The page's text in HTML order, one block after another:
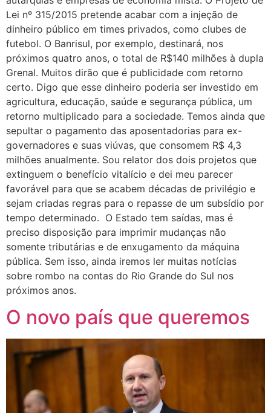
Lei nº 315/2015 pretende acabar com a injeção de
dinheiro público em times privados, como clubes de
futebol. O Banrisul, por exemplo, destinará, nos
próximos quatro anos, o total de R$140 milhões à dupla
Grenal. Muitos dirão que é publicidade com retorno
certo. Digo que esse dinheiro poderia ser investido em
agricultura, educação, saúde e segurança pública, um
retorno multiplicado para a sociedade. Temos ainda que
sepultar o pagamento das aposentadorias para ex-
governadores e suas viúvas, que consomem R$ 4,3
milhões anualmente. Sou relator dos dois projetos que
extinguem o benefício vitalício e dei meu parecer
favorável para que se acabem décadas de privilégio e
sejam criadas regras para o repasse de um subsídio por
tempo determinado. O Estado tem saídas, mas é
preciso disposição para imprimir mudanças não
somente tributárias e de enxugamento da máquina
pública. Sem isso, ainda iremos ler muitas notícias
sobre rombo na contas do Rio Grande do Sul nos
próximos anos.
O novo país que queremos